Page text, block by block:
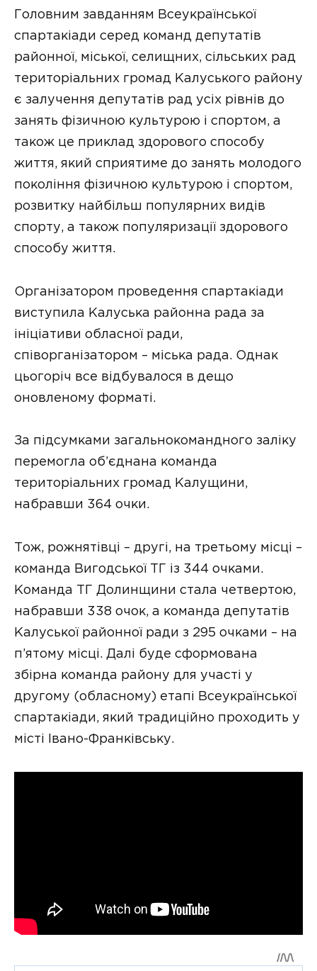
Головним завданням Всеукраїнської
спартакіади серед команд депутатів
районної, міської, селищних, сільських рад
територіальних громад Калуського району
є залучення депутатів рад усіх рівнів до
занять фізичною культурою і спортом, а
також це приклад здорового способу
життя, який сприятиме до занять молодого
покоління фізичною культурою і спортом,
розвитку найбільш популярних видів
спорту, а також популяризації здорового
способу життя.
Організатором проведення спартакіади
виступила Калуська районна рада за
ініціативи обласної ради,
співорганізатором – міська рада. Однак
цьогоріч все відбувалося в дещо
оновленому форматі.
За підсумками загальнокомандного заліку
перемогла об’єднана команда
територіальних громад Калущини,
набравши 364 очки.
Тож, рожнятівці – другі, на третьому місці –
команда Вигодської ТГ із 344 очками.
Команда ТГ Долинщини стала четвертою,
набравши 338 очок, а команда депутатів
Калуської районної ради з 295 очками – на
п’ятому місці. Далі буде сформована
збірна команда району для участі у
другому (обласному) етапі Всеукраїнської
спартакіади, який традиційно проходить у
місті Івано-Франківську.